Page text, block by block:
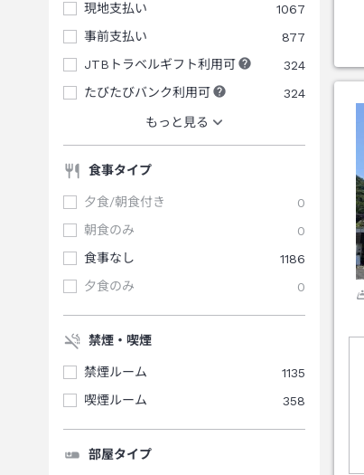
現地支払い
1067
事前支払い
877
JTBトラベルギフト利用可
324
たびたびバンク利用可
324
もっと見る
食事タイプ
夕食/朝食付き
0
朝食のみ
0
食事なし
1186
夕食のみ
0
禁煙・喫煙
禁煙ルーム
1135
喫煙ルーム
358
部屋タイプ